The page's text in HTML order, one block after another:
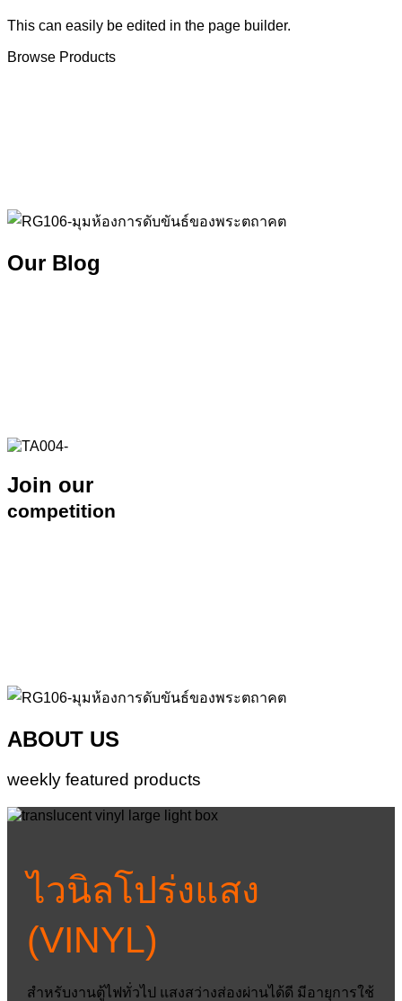
This can easily be edited in the page builder.
Browse Products
Our Blog
Join our
competition
ABOUT US
weekly featured products
ไวนิลโปร่งแสง
(VINYL)
สำหรับงานตู้ไฟทั่วไป แสงสว่างส่องผ่านได้ดี มีอายุการใช้